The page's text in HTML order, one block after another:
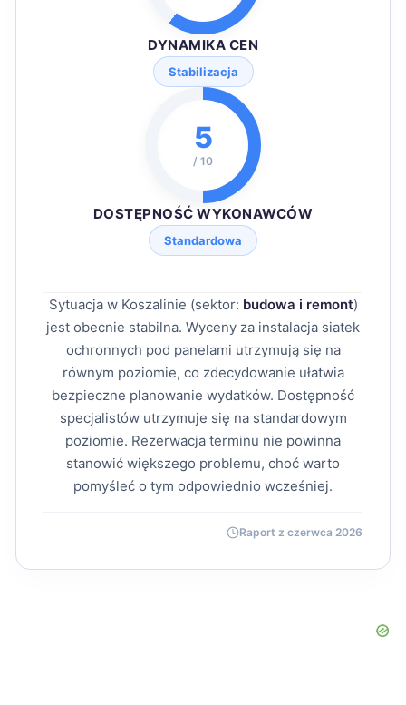
DYNAMIKA CEN
Stabilizacja
5
/ 10
DOSTĘPNOŚĆ WYKONAWCÓW
Standardowa
Sytuacja w Koszalinie (sektor: budowa i remont)
jest obecnie stabilna. Wyceny za instalacja siatek
ochronnych pod panelami utrzymują się na
równym poziomie, co zdecydowanie ułatwia
bezpieczne planowanie wydatków. Dostępność
specjalistów utrzymuje się na standardowym
poziomie. Rezerwacja terminu nie powinna
stanowić większego problemu, choć warto
pomyśleć o tym odpowiednio wcześniej.
Raport z czerwca 2026